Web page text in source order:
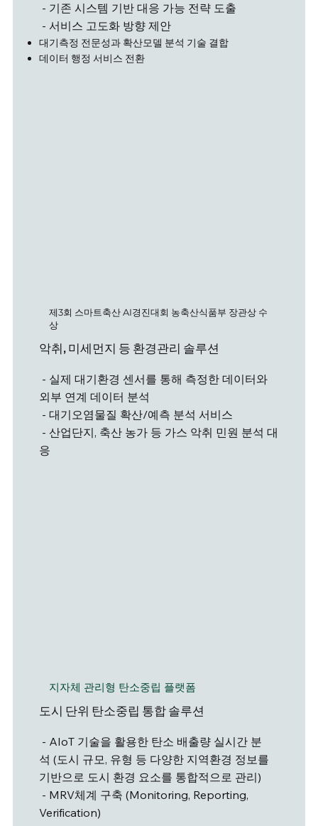
- 기존 시스템 기반 대응 가능 전략 도출
- 서비스 고도화 방향 제안
대기측정 전문성과 확산모델 분석 기술 결합
데이터 행정 서비스 전환
제3회 스마트축산 AI경진대회 농축산식품부 장관상 수
상
​악취, 미세먼지 등 환경관리 솔루션
- 실제 대기환경 센서를 통해 측정한 데이터와
외부 연계 데이터 분석
- 대기오염물질 확산/예측 분석 서비스
- 산업단지, 축산 농가 등 가스 악취 민원 분석 대
응
​지자체 관리형 탄소중립 플랫폼
도시 단위 탄소중립 통합 솔루션
- AIoT 기술을 활용한 탄소 배출량 실시간 분
석 (도시 규모, 유형 등 다양한 지역환경 정보를
기반으로 도시 환경 요소를 통합적으로 관리)
- MRV체계 구축 (Monitoring, Reporting,
Verification)